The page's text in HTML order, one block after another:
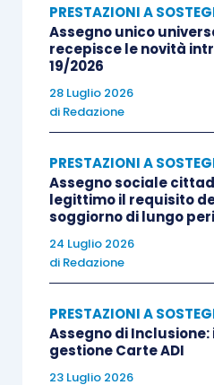
PRESTAZIONI A
Assegno unico
recepisce le novità
19/2026
28 Luglio 2026
di Redazione
PRESTAZIONI A
Assegno sociale
legittimo il requisito
soggiorno di lungo
24 Luglio 2026
di Redazione
PRESTAZIONI A
Assegno di
gestione Carte ADI
23 Luglio 2026